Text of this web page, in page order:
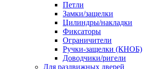
Петли
Замки/защелки
Цилиндры/накладки
Фиксаторы
Ограничители
Ручки-защелки (КНОБ)
Доводчики/ригели
Для раздвижных дверей